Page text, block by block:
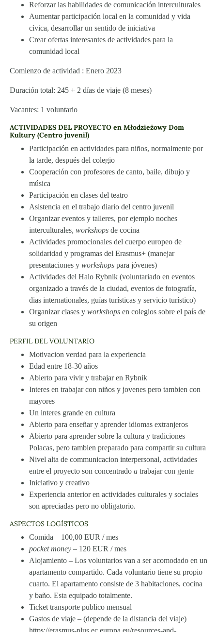
Reforzar las habilidades de comunicación interculturales
Aumentar participación local en la comunidad y vida
cívica, desarrollar un sentido de iniciativa
Crear ofertas interesantes de actividades para la
comunidad local
Comienzo de actividad : Enero 2023
Duración total: 245 + 2 días de viaje (8 meses)
Vacantes: 1 voluntario
ACTIVIDADES DEL PROYECTO en Młodzieżowy Dom
Kultury (Centro juvenil)
Participación en actividades para niños, normalmente por
la tarde, después del colegio
Cooperación con profesores de canto, baile, dibujo y
música
Participación en clases del teatro
Asistencia en el trabajo diario del centro juvenil
Organizar eventos y talleres, por ejemplo noches
interculturales, workshops de cocina
Actividades promocionales del cuerpo europeo de
solidaridad y programas del Erasmus+ (manejar
presentaciones y workshops para jóvenes)
Actividades del Halo Rybnik (voluntariado en eventos
organizado a través de la ciudad, eventos de fotografía,
dias internationales, guías turísticas y servicio turístico)
Organizar clases y workshops en colegios sobre el país de
su origen
PERFIL DEL VOLUNTARIO
Motivacion verdad para la experiencia
Edad entre 18-30 años
Abierto para vivir y trabajar en Rybnik
Interes en trabajar con niños y jovenes pero tambien con
mayores
Un interes grande en cultura
Abierto para enseñar y aprender idiomas extranjeros
Abierto para aprender sobre la cultura y tradiciones
Polacas, pero tambien preparado para compartir su cultura
Nivel alta de communicacion interpersonal, actividades
entre el proyecto son concentrado a trabajar con gente
Iniciativo y creativo
Experiencia anterior en actividades culturales y sociales
son apreciadas pero no obligatorio.
ASPECTOS LOGÍSTICOS
Comida – 100,00 EUR / mes
pocket money – 120 EUR / mes
Alojamiento – Los voluntarios van a ser acomodado en un
apartamento compartido. Cada voluntario tiene su propio
cuarto. El apartamento consiste de 3 habitaciones, cocina
y baño. Esta equipado totalmente.
Ticket transporte publico mensual
Gastos de viaje – (depende de la distancia del viaje)